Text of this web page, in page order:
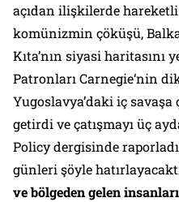
açıdan ilişkilerde hareketli
komünizmin çöküşü,
Kıta’nın siyasi
Patronları Carnegie‘nin
Yugoslavya’daki iç savaşa
getirdi ve çatışmayı üç
Policydergisinde
günleri şöyle
ve bölgeden gelen